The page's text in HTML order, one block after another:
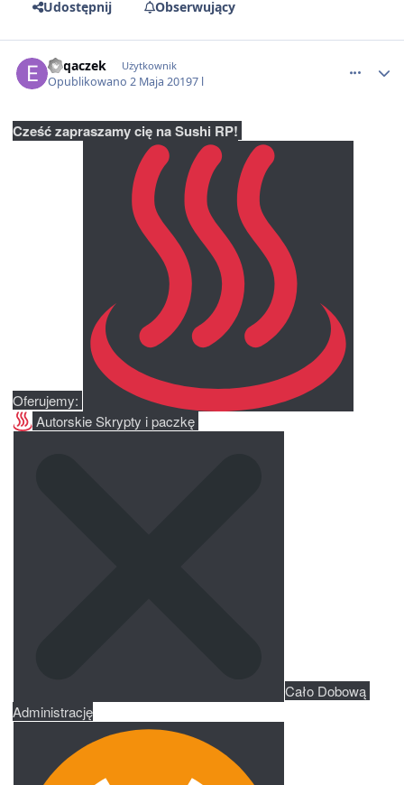
Udostępnij Obserwujący
Enqaczek Użytkownik
Opublikowano2 Maja 20197 l
Cześć zapraszamy cię na Sushi RP!
Oferujemy:
Autorskie Skrypty i paczkę
Cało Dobową
Administrację